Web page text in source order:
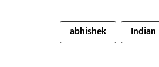
abhishek Indian